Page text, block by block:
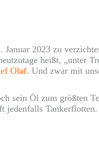
2023 zu
heißt, „unter
Olaf. Und zwar mit
sein Öl zum größten
jedenfalls Tankerflotten.